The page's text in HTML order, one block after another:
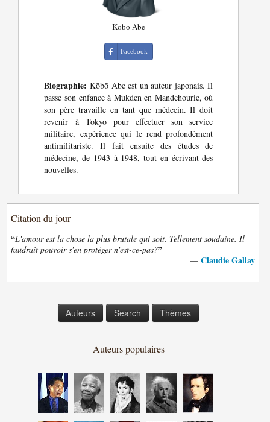
Kōbō Abe
Facebook
Biographie: Kōbō Abe est un auteur japonais. Il
passe son enfance à Mukden en Mandchourie, où
son père travaille en tant que médecin. Il doit
revenir à Tokyo pour effectuer son service
militaire, expérience qui le rend profondément
antimilitariste. Il fait ensuite des études de
médecine, de 1943 à 1948, tout en écrivant des
nouvelles.
Citation du jour
“L'amour est la chose la plus brutale qui soit. Tellement soudaine. Il
faudrait pouvoir s'en protéger n'est-ce-pas?”
— Claudie Gallay
Auteurs Search Thèmes
Auteurs populaires